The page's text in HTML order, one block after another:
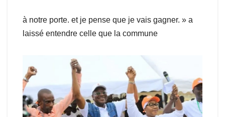
à notre porte. et je pense que je vais gagner. » a
laissé entendre celle que la commune